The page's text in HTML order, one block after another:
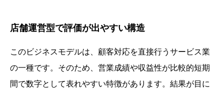
店舗運営型で評価が出やすい構造
このビジネスモデルは、顧客対応を直接行うサービス業
の一種です。そのため、営業成績や収益性が比較的短期
間で数字として表れやすい特徴があります。結果が目に